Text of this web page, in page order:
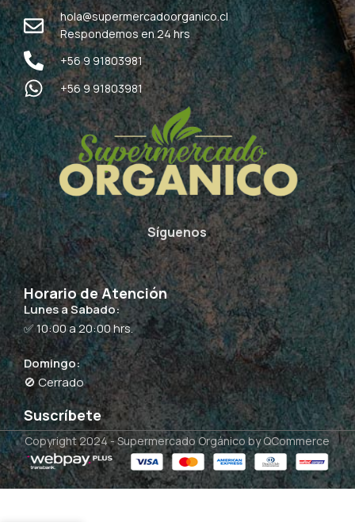
hola@supermercadoorganico.cl
Respondemos en 24 hrs
+56 9 91803981
+56 9 91803981
Síguenos
Horario de Atención
Lunes a Sabado:
✅ 10:00 a 20:00 hrs.
Domingo:
🚫 Cerrado
Suscríbete
Copyright 2024 -Supermercado Orgánico by QCommerce